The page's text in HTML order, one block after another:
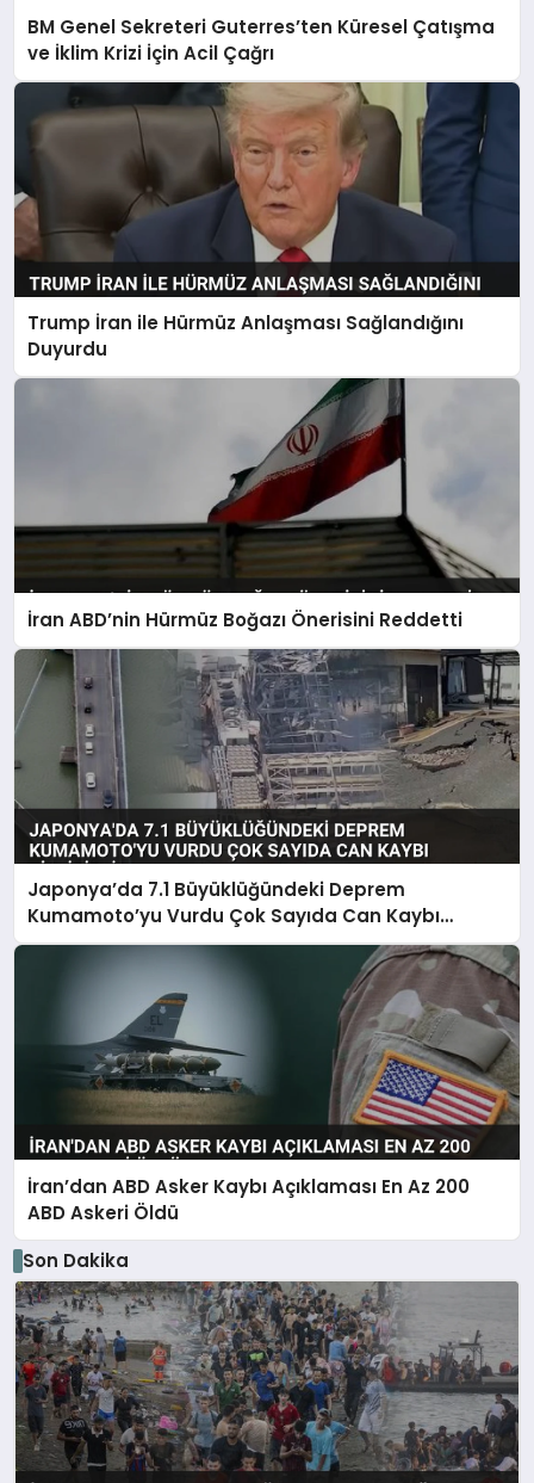
BM Genel Sekreteri Guterres’ten Küresel Çatışma
ve İklim Krizi İçin Acil Çağrı
Trump İran ile Hürmüz Anlaşması Sağlandığını
Duyurdu
İran ABD’nin Hürmüz Boğazı Önerisini Reddetti
Japonya’da 7.1 Büyüklüğündeki Deprem
Kumamoto’yu Vurdu Çok Sayıda Can Kaybı
Bildirildi
İran’dan ABD Asker Kaybı Açıklaması En Az 200
ABD Askeri Öldü
Son Dakika